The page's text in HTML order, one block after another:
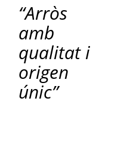
“Arròs
amb
qualitat i
origen
únic”